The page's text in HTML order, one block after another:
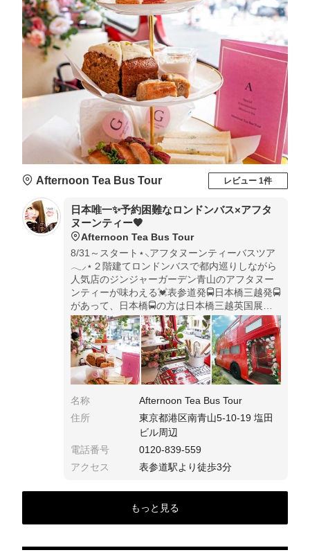
Afternoon Tea Bus Tour レビュー 1件
日本唯一✨予約困難なロンドンバス×アフタ
ヌーンティー🧡
Afternoon Tea Bus Tour
8/31～スタート⋆⸜アフタヌーンティーバスツア
𓂃⸝⋆２階建てロンドンバスで都内巡りしながら
人気店のジンジャーガーデン青山のアフタヌー
ンティーが味わえる💓表参道発🚍️日本橋三越発🚍️
があって、日本橋🚍️の方は日本橋三越英国展と
の日替わりコラボスイーツ付き🧡初日はキャロ
ットケーキ(^q^)♪最高の空間だった✨
名称
Afternoon Tea Bus Tour
住所
東京都港区南青山5-10-19 塩田
ビル周辺
電話番号
0120-839-559
アクセス
表参道駅より徒歩3分
もっと見る